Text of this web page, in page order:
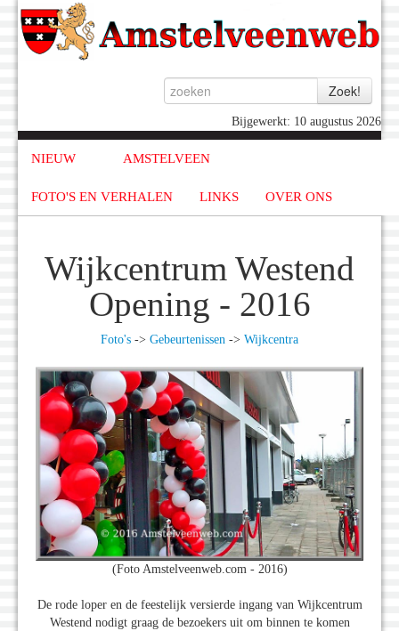
Bijgewerkt: 10 augustus 2026
NIEUW AMSTELVEEN
FOTO'S EN VERHALEN LINKS OVER ONS
Wijkcentrum Westend
Opening - 2016
Foto's -> Gebeurtenissen -> Wijkcentra
(Foto Amstelveenweb.com - 2016)
De rode loper en de feestelijk versierde ingang van Wijkcentrum
Westend nodigt graag de bezoekers uit om binnen te komen